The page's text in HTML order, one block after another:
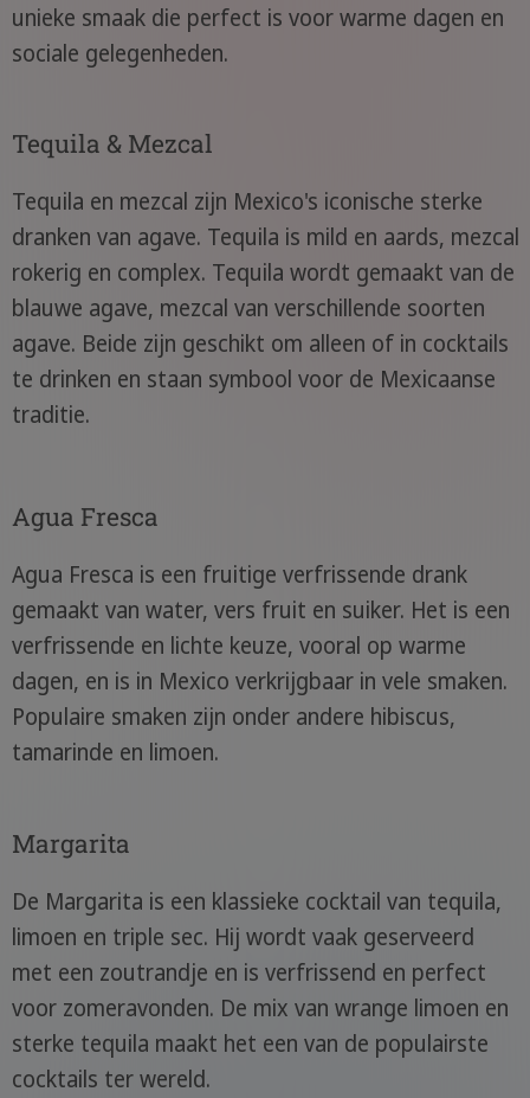
unieke smaak die perfect is voor warme dagen en
sociale gelegenheden.
Tequila & Mezcal
Tequila en mezcal zijn Mexico's iconische sterke
dranken van agave. Tequila is mild en aards, mezcal
rokerig en complex. Tequila wordt gemaakt van de
blauwe agave, mezcal van verschillende soorten
agave. Beide zijn geschikt om alleen of in cocktails
te drinken en staan symbool voor de Mexicaanse
traditie.
Agua Fresca
Agua Fresca is een fruitige verfrissende drank
gemaakt van water, vers fruit en suiker. Het is een
verfrissende en lichte keuze, vooral op warme
dagen, en is in Mexico verkrijgbaar in vele smaken.
Populaire smaken zijn onder andere hibiscus,
tamarinde en limoen.
Margarita
De Margarita is een klassieke cocktail van tequila,
limoen en triple sec. Hij wordt vaak geserveerd
met een zoutrandje en is verfrissend en perfect
voor zomeravonden. De mix van wrange limoen en
sterke tequila maakt het een van de populairste
cocktails ter wereld.